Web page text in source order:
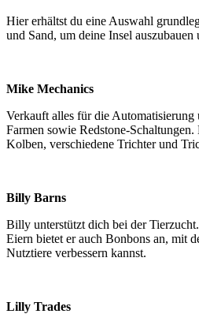
Hier erhältst du eine Auswahl
und Sand, um deine Insel auszubauen
Mike Mechanics
Verkauft alles für die Automatisierung
Farmen sowie Redstone-
Kolben, verschiedene Trichter und
Billy Barns
Billy unterstützt dich bei der
Eiern bietet er auch Bonbons an, mit
Nutztiere verbessern kannst.
Lilly Trades